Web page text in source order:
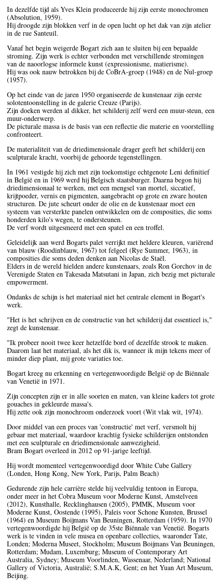
In dezelfde tijd als Yves Klein produceerde hij zijn eerste monochromen
(Absolution, 1959).
Hij droogde zijn blokken verf in de open lucht op het dak van zijn atelier
in de rue Santeuil.
Vanaf het begin weigerde Bogart zich aan te sluiten bij een bepaalde
stroming. Zijn werk is echter verbonden met verschillende stromingen
van de naoorlogse informele kunst (expressionisme, matierisme).
Hij was ook nauw betrokken bij de CoBrA-groep (1948) en de Nul-groep
(1957).
Op het einde van de jaren 1950 organiseerde de kunstenaar zijn eerste
solotentoonstelling in de galerie Creuze (Parijs).
Zijn doeken werden al dikker, het schilderij zelf werd een muur-steun, een
muur-onderwerp.
De picturale massa is de basis van een reflectie die materie en voorstelling
confronteert.
De materialiteit van de driedimensionale drager geeft het schilderij een
sculpturale kracht, voorbij de gehoorde tegenstellingen.
In 1961 vestigde hij zich met zijn toekomstige echtgenote Leni definitief
in België en in 1969 werd hij Belgisch staatsburger. Daarna begon hij
driedimensionaal te werken, met een mengsel van mortel, siccatief,
krijtpoeder, vernis en pigmenten, aangebracht op grote en zware houten
structuren. De jute scheurt onder de olie en de kunstenaar moet een
systeem van versterkte panelen ontwikkelen om de composities, die soms
honderden kilo's wegen, te ondersteunen.
De verf wordt uitgesmeerd met een spatel en een troffel.
Geleidelijk aan werd Bogarts palet verrijkt met heldere kleuren, variërend
van blauw (Roodinblauw, 1967) tot felgeel (Rye Summer, 1963), in
composities die soms deden denken aan Nicolas de Staël.
Elders in de wereld hielden andere kunstenaars, zoals Ron Gorchov in de
Verenigde Staten en Takesada Matsutani in Japan, zich bezig met picturale
empowerment.
Ondanks de schijn is het materiaal niet het centrale element in Bogart's
werk.
"Het is het schrijven en de constructie van het schilderij dat essentieel is,"
zegt de kunstenaar.
"Ik probeer nooit twee keer hetzelfde bord of dezelfde strook te maken.
Daarom laat het materiaal, als het dik is, wanneer ik mijn tekens meer of
minder diep plant, mij grote variaties toe.
Bogart kreeg nu erkenning en vertegenwoordigde België op de Biënnale
van Venetië in 1971.
Zijn concepten zijn er in alle soorten en maten, van kleine kaders tot grote
gouaches in gekleurde massa's.
Hij zette ook zijn monochroom onderzoek voort (Wit vlak wit, 1974).
Door middel van een proces van 'constructie' met verf, versmolt hij
gebaar met materiaal, waardoor krachtig fysieke schilderijen ontstonden
met een sculpturale en driedimensionale aanwezigheid.
Bram Bogart overleed in 2012 op 91-jarige leeftijd.
Hij wordt momenteel vertegenwoordigd door White Cube Gallery
(Londen, Hong Kong, New York, Parijs, Palm Beach)
Gedurende zijn hele carrière stelde hij veelvuldig tentoon in Europa,
onder meer in het Cobra Museum voor Moderne Kunst, Amstelveen
(2012), Kunsthalle, Recklinghausen (2005), PMMK, Museum voor
Moderne Kunst, Oostende (1995), Paleis voor Schone Kunsten, Brussel
(1964) en Museum Boijmans Van Beuningen, Rotterdam (1959). In 1970
vertegenwoordigde hij België op de 35ste Biënnale van Venetië. Bogarts
werk is te vinden in vele musea en openbare collecties, waaronder Tate,
Londen; Moderna Museet, Stockholm; Museum Boijmans Van Beuningen,
Rotterdam; Mudam, Luxemburg; Museum of Contemporary Art
Australia, Sydney; Museum Voorlinden, Wassenaar, Nederland; National
Gallery of Victoria, Australië; S.M.A.K, Gent; en het Yuan Art Museum,
Beijing.